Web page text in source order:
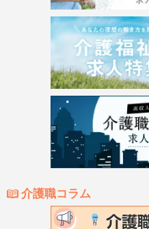
介護職コラム